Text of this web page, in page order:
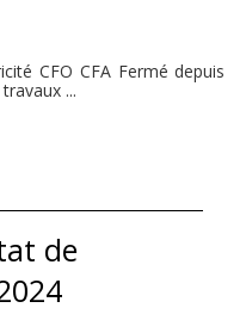
CFO CFA Fermé depuis
...
de